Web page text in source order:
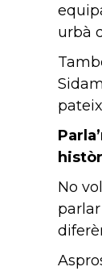
urbà
No